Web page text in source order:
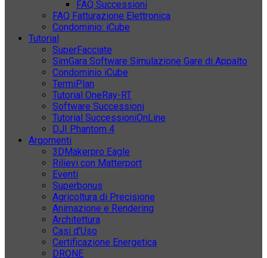
FAQ Successioni
FAQ Fatturazione Elettronica
Condominio: iCube
Tutorial
SuperFacciate
SimGara Software Simulazione Gare di Appalto
Condominio iCube
TermiPlan
Tutorial OneRay-RT
Software Successioni
Tutorial SuccessioniOnLine
DJI Phantom 4
Argomenti
3DMakerpro Eagle
Rilievi con Matterport
Eventi
Superbonus
Agricoltura di Precisione
Animazione e Rendering
Architettura
Casi d’Uso
Certificazione Energetica
DRONE